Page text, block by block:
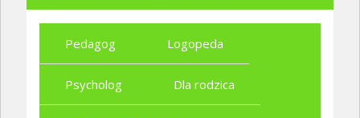
Pedagog Logopeda
Psycholog Dla rodzica